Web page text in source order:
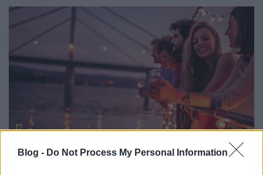
Blog - Do Not Process My Personal Information